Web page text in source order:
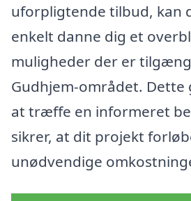
uforpligtende tilbud, kan
enkelt danne dig et
muligheder der er
Gudhjem-området.
at træffe en informeret
sikrer, at dit projekt
unødvendige